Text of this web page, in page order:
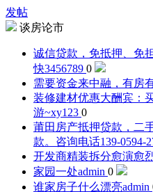
发帖
谈房论市
诚信贷款，免抵押、免
快3456789 0
需要资金来中融，有房
装修建材优惠大酬宾：
游~xy123 0
莆田房产抵押贷款，二
款。咨询电话139-0594-
开发商精装拆分愈演愈
家园一处admin 0
谁家房子什么漂亮admin